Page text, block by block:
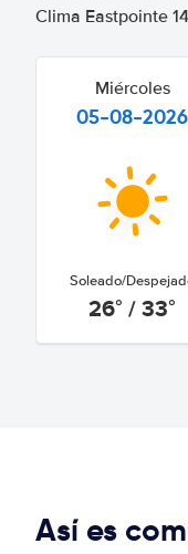
Clima Eastpointe
Miércoles
05-08-2026
Soleado/
26° / 33°
Así es